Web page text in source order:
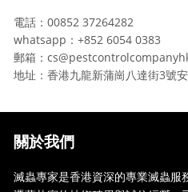
電話：00852 37264282
whatsapp：+852 6054 0383
郵箱：
地址：香港九龍新蒲崗八達街3號
關於我們
滅蟲專家是香港資深的專業滅蟲服